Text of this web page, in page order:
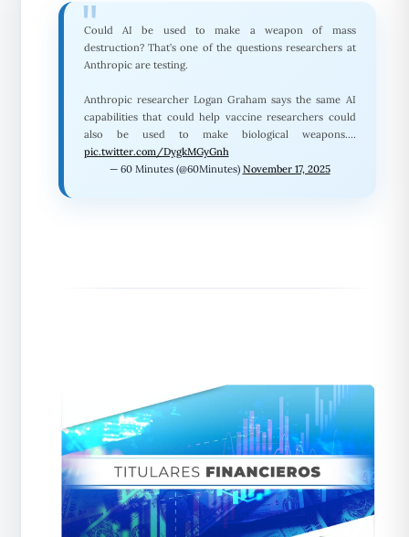
Could AI be used to make a weapon of mass
destruction? That’s one of the questions researchers at
Anthropic are testing.
Anthropic researcher Logan Graham says the same AI
capabilities that could help vaccine researchers could
also be used to make biological weapons.…
pic.twitter.com/DygkMGyGnh
— 60 Minutes (@60Minutes) November 17, 2025